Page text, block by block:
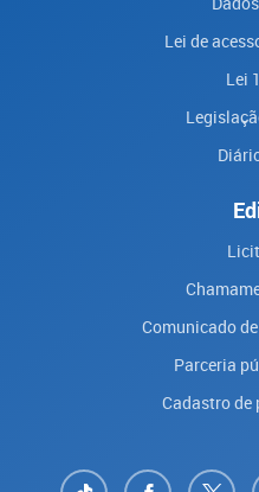
Lei de
Lei
Comunicado
Parceria
Cadastro de